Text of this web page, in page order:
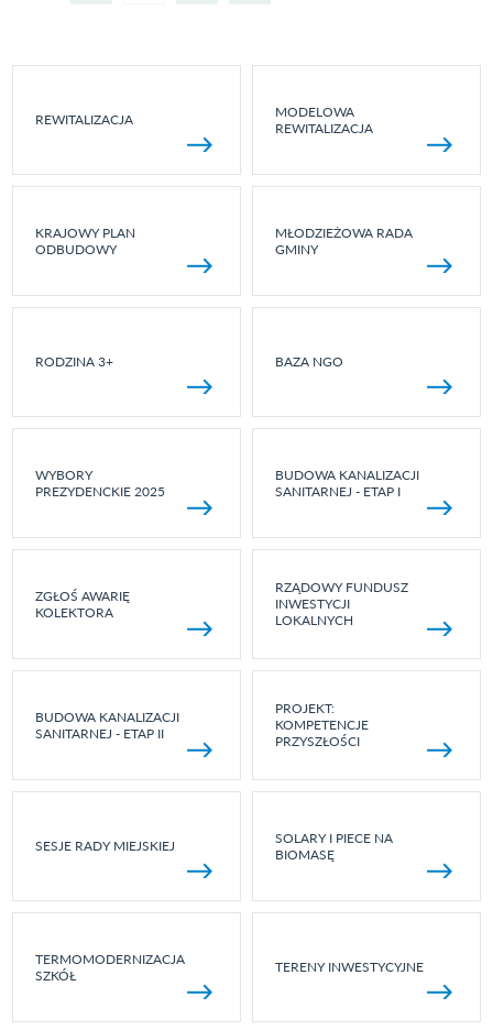
REWITALIZACJA
MODELOWA
REWITALIZACJA
KRAJOWY PLAN
ODBUDOWY
MŁODZIEŻOWA RADA
GMINY
RODZINA 3+ BAZA NGO
WYBORY
PREZYDENCKIE 2025
BUDOWA KANALIZACJI
SANITARNEJ - ETAP I
ZGŁOŚ AWARIĘ
KOLEKTORA
RZĄDOWY FUNDUSZ
INWESTYCJI
LOKALNYCH
BUDOWA KANALIZACJI
SANITARNEJ - ETAP II
PROJEKT:
KOMPETENCJE
PRZYSZŁOŚCI
SESJE RADY MIEJSKIEJ
SOLARY I PIECE NA
BIOMASĘ
TERMOMODERNIZACJA
SZKÓŁ
TERENY INWESTYCYJNE